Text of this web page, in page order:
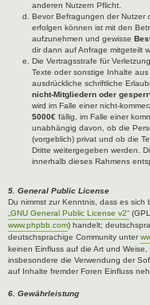
anderen Nutzern Pflicht.
Bevor Befragungen der Nutzer
erfolgen können ist mit den
aufzunehmen und gewisse
dir dann auf Anfrage mitgeteilt
Die Vertragsstrafe für
Texte oder sonstige Inhalte
ausdrückliche schriftliche
nicht-Mitgliedern oder
wird im Falle einer nicht-
5000€ fällig, im Falle einer
unabhängig davon, ob die
(vorgeblich) privat und ob die
Dritte weitergegeben werden.
innerhalb dieses Rahmens
5. General Public License
Du nimmst zur Kenntnis, dass es
„GNU General Public License v2“
www.phpbb.com) handelt;
deutschsprachige Community unter
keinen Einfluss auf die Art und
insbesondere die Verwendung der
auf Inhalte fremder Foren Einfluss
6. Gewährleistung